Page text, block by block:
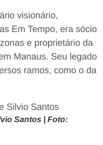
visionário,
Em Tempo, era sócio
e proprietário da
Manaus. Seu legado
ramos, como o da
Santos | Foto: